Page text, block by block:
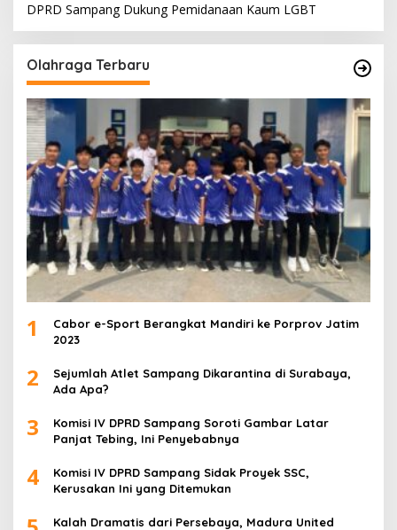
DPRD Sampang Dukung Pemidanaan Kaum LGBT
Olahraga Terbaru
1
Cabor e-Sport Berangkat Mandiri ke Porprov Jatim
2023
2
Sejumlah Atlet Sampang Dikarantina di Surabaya,
Ada Apa?
3
Komisi IV DPRD Sampang Soroti Gambar Latar
Panjat Tebing, Ini Penyebabnya
4
Komisi IV DPRD Sampang Sidak Proyek SSC,
Kerusakan Ini yang Ditemukan
Kalah Dramatis dari Persebaya, Madura United